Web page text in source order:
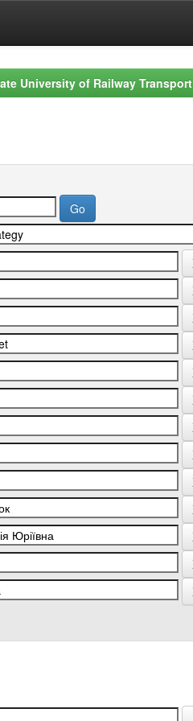
University of Railway Transport